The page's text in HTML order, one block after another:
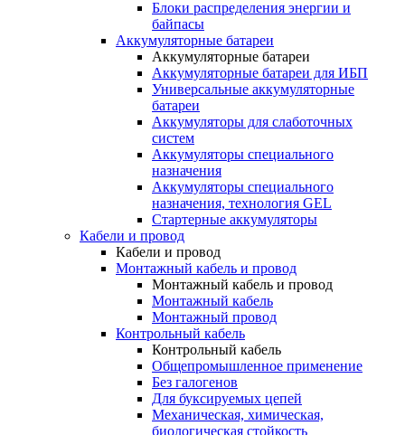
Блоки распределения энергии и
байпасы
Аккумуляторные батареи
Аккумуляторные батареи
Аккумуляторные батареи для ИБП
Универсальные аккумуляторные
батареи
Аккумуляторы для слаботочных
систем
Аккумуляторы специального
назначения
Аккумуляторы специального
назначения, технология GEL
Стартерные аккумуляторы
Кабели и провод
Кабели и провод
Монтажный кабель и провод
Монтажный кабель и провод
Монтажный кабель
Монтажный провод
Контрольный кабель
Контрольный кабель
Общепромышленное применение
Без галогенов
Для буксируемых цепей
Механическая, химическая,
биологическая стойкость